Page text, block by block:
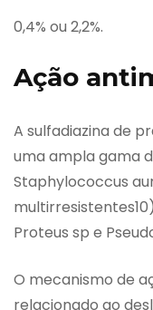
0,4% ou 2,2%.
Ação
A sulfadiazina de
uma ampla gama
Staphylococcus
Proteus sp e
O mecanismo de
relacionado ao